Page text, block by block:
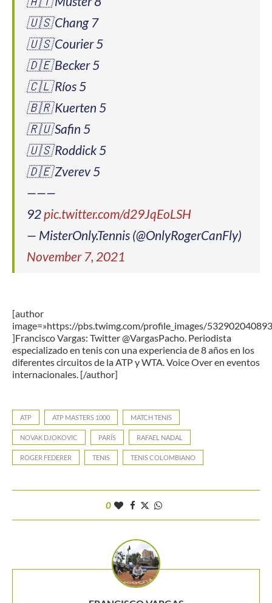
🇺🇸 Chang 7
🇺🇸 Courier 5
🇩🇪 Becker 5
🇨🇱 Ríos 5
🇧🇷 Kuerten 5
🇷🇺 Safin 5
🇺🇸 Roddick 5
🇩🇪 Zverev 5
———
92 pic.twitter.com/d29JqEoLSH
— MisterOnly.Tennis (@OnlyRogerCanFly)
November 7, 2021
[author
image=»https://pbs.twimg.com/profile_images/
]Francisco Vargas: Twitter @VargasPacho. Periodista
especializado en tenis con una experiencia de 8 años en los
diferentes circuitos de la ATP y WTA. Voice Over en eventos
internacionales. [/author]
ATP ATP MASTERS 1000 MATCH TENIS
NOVAK DJOKOVIC PARÍS RAFAEL NADAL
ROGER FEDERER TENIS TENIS COLOMBIANO
0